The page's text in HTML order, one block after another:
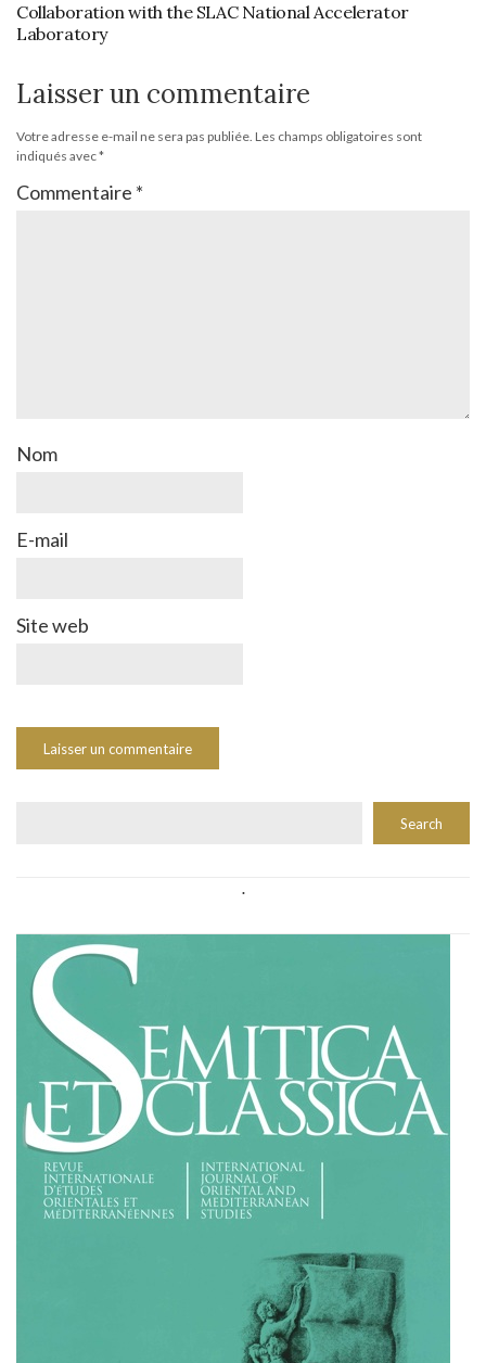
Collaboration with the SLAC National Accelerator
Laboratory
Laisser un commentaire
Votre adresse e-mail ne sera pas publiée. Les champs obligatoires sont
indiqués avec*
Commentaire *
Nom
E-mail
Site web
Search
.